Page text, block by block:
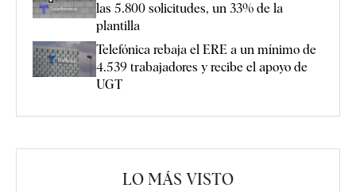
las 5.800 solicitudes, un 33% de la
plantilla
Telefónica rebaja el ERE a un mínimo de
4.539 trabajadores y recibe el apoyo de
UGT
LO MÁS VISTO